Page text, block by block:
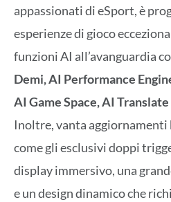
appassionati di eSport, è
esperienze di gioco
funzioni AI all’avanguardia
Demi, AI Performance
AI Game Space, AI Translate
Inoltre, vanta
come gli esclusivi doppi
display immersivo, una
e un design dinamico che